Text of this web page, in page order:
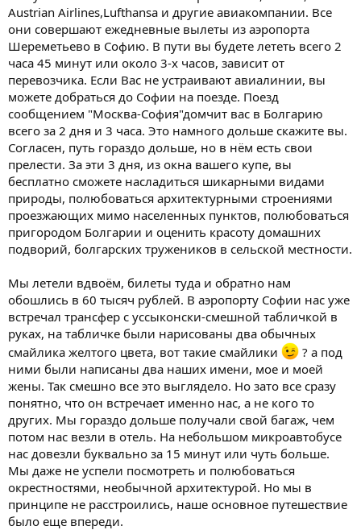
Austrian Airlines,Lufthansa и другие авиакомпании. Все
они совершают ежедневные вылеты из аэропорта
Шереметьево в Софию. В пути вы будете лететь всего 2
часа 45 минут или около 3-х часов, зависит от
перевозчика. Если Вас не устраивают авиалинии, вы
можете добраться до Софии на поезде. Поезд
сообщением "Москва-София"домчит вас в Болгарию
всего за 2 дня и 3 часа. Это намного дольше скажите вы.
Согласен, путь гораздо дольше, но в нём есть свои
прелести. За эти 3 дня, из окна вашего купе, вы
бесплатно сможете насладиться шикарными видами
природы, полюбоваться архитектурными строениями
проезжающих мимо населенных пунктов, полюбоваться
пригородом Болгарии и оценить красоту домашних
подворий, болгарских тружеников в сельской местности.
Мы летели вдвоём, билеты туда и обратно нам
обошлись в 60 тысяч рублей. В аэропорту Софии нас уже
встречал трансфер с уссыконски-смешной табличкой в
руках, на табличке были нарисованы два обычных
смайлика желтого цвета, вот такие смайлики
? а под
ними были написаны два наших имени, мое и моей
жены. Так смешно все это выглядело. Но зато все сразу
понятно, что он встречает именно нас, а не кого то
других. Мы гораздо дольше получали свой багаж, чем
потом нас везли в отель. На небольшом микроавтобусе
нас довезли буквально за 15 минут или чуть больше.
Мы даже не успели посмотреть и полюбоваться
окрестностями, необычной архитектурой. Но мы в
принципе не расстроились, наше основное путешествие
было еще впереди.